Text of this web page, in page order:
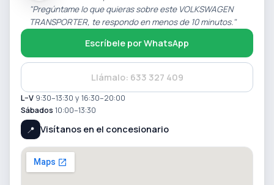
No dudes en llamarnos para resolver cualquier
consulta. Forzauto es tu concesionario de
confianza.
Nos encontramos en Camí Cementerio 1 - 46800
Xàtiva (Valencia)
compromiso.
12 meses de garantía en Servicio Oficial.
Este anuncio no es vinculante; puede contener
errores y se muestra a título informativo y no
contractual.
"Pregúntame lo que quieras sobre este VOLKSWAGEN
TRANSPORTER, te respondo en menos de 10 minutos."
Escríbele por WhatsApp
Llámalo: 633 327 409
L–V 9:30–13:30 y 16:30–20:00
Sábados 10:00–13:30
📍 Visítanos en el concesionario